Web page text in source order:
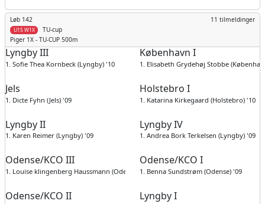
Løb 142
TU-cup
11 tilmeldinger
U15 W1X
Piger 1X - TU-CUP 500m
Lyngby III
1. Sofie Thea Kornbeck (Lyngby) '10
København I
1. Elisabeth Grydehøj Stobbe
Jels
1. Dicte Fyhn (Jels) '09
Holstebro I
1. Katarina Kirkegaard (Holstebro) '10
Lyngby II
1. Karen Reimer (Lyngby) '09
Lyngby IV
1. Andrea Bork Terkelsen (Lyngby) '09
Odense/KCO III
1. Louise klingenberg Haussmann (Odense) '09
Odense/KCO I
1. Benna Sundstrøm (Odense) '09
Odense/KCO II Lyngby I